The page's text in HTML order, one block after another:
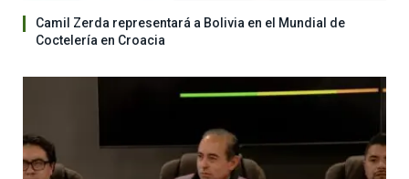
Camil Zerda representará a Bolivia en el Mundial de
Coctelería en Croacia